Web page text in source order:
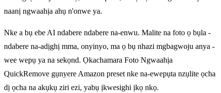
naanị ngwaahịa ahụ n'onwe ya.
Nke a bụ ebe AI ndabere ndabere na-enwu. Malite na foto ọ bụla -
ndabere na-adịghị mma, onyinyo, ma ọ bụ nhazi mgbagwoju anya -
wee wepụ ya na sekọnd. Ọkachamara Foto Ngwaahịa
QuickRemove gụnyere Amazon preset nke na-ewepụta nzụlite ọcha
dị ọcha na akụkụ ziri ezi, yabụ ịkwesighi ịkọ nkọ.